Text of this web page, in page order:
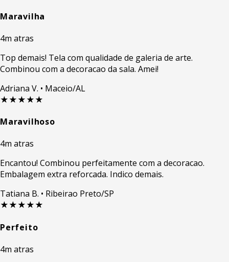
Maravilha
4m atras
Top demais! Tela com qualidade de galeria de arte.
Combinou com a decoracao da sala. Amei!
Adriana V. • Maceio/AL
★★★★★
Maravilhoso
4m atras
Encantou! Combinou perfeitamente com a decoracao.
Embalagem extra reforcada. Indico demais.
Tatiana B. • Ribeirao Preto/SP
★★★★★
Perfeito
4m atras